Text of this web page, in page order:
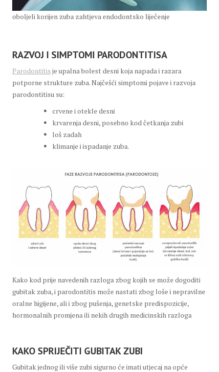
oboljeli korijen zuba zahtjeva endodontsko liječenje
RAZVOJ I SIMPTOMI PARODONTITISA
Parodontitis je upalna bolest desni koja napada i razara
potporne strukture zuba. Najčešći simptomi pojave i razvoja
parodontitisu su:
crvene i otekle desni
krvarenja desni, posebno kod četkanja zubi
loš zadah
klimanje i ispadanje zuba.
Kako kod prije navedenih razloga zbog kojih se može dogoditi
gubitak zuba, i parodontitis može nastati zbog loše i nepravilne
oralne higijene, ali i zbog pušenja, genetske predispozicije,
hormonalnih promjena ili nekih drugih medicinskih razloga
KAKO SPRIJEČITI GUBITAK ZUBI
Gubitak jednog ili više zubi sigurno će imati utjecaj na opće